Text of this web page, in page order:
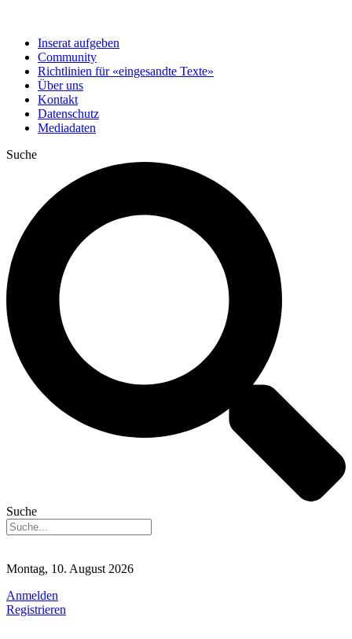
Inserat aufgeben
Community
Richtlinien für «eingesandte Texte»
Über uns
Kontakt
Datenschutz
Mediadaten
Suche
Suche
Montag, 10. August 2026
Anmelden
Registrieren